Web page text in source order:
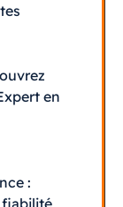
en
:
fiabilité